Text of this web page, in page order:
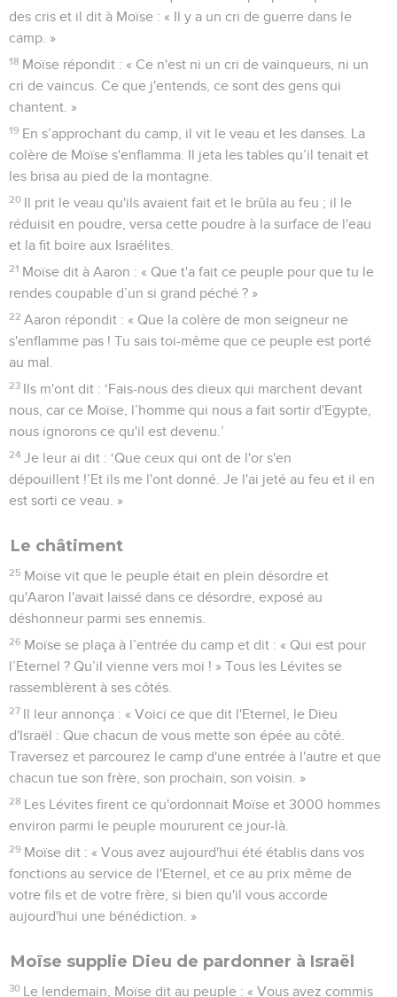
des cris et il dit à Moïse : « Il y a un cri de guerre dans le
camp. »
18 Moïse répondit : « Ce n'est ni un cri de vainqueurs, ni un
cri de vaincus. Ce que j'entends, ce sont des gens qui
chantent. »
19 En s’approchant du camp, il vit le veau et les danses. La
colère de Moïse s'enflamma. Il jeta les tables qu’il tenait et
les brisa au pied de la montagne.
20 Il prit le veau qu'ils avaient fait et le brûla au feu ; il le
réduisit en poudre, versa cette poudre à la surface de l'eau
et la fit boire aux Israélites.
21 Moïse dit à Aaron : « Que t'a fait ce peuple pour que tu le
rendes coupable d’un si grand péché ? »
22 Aaron répondit : « Que la colère de mon seigneur ne
s'enflamme pas ! Tu sais toi-même que ce peuple est porté
au mal.
23 Ils m'ont dit : ‘Fais-nous des dieux qui marchent devant
nous, car ce Moïse, l’homme qui nous a fait sortir d'Egypte,
nous ignorons ce qu'il est devenu.’
24 Je leur ai dit : ‘Que ceux qui ont de l'or s'en
dépouillent !’Et ils me l'ont donné. Je l'ai jeté au feu et il en
est sorti ce veau. »
Le châtiment
25 Moïse vit que le peuple était en plein désordre et
qu'Aaron l'avait laissé dans ce désordre, exposé au
déshonneur parmi ses ennemis.
26 Moïse se plaça à l’entrée du camp et dit : « Qui est pour
l’Eternel ? Qu’il vienne vers moi ! » Tous les Lévites se
rassemblèrent à ses côtés.
27 Il leur annonça : « Voici ce que dit l'Eternel, le Dieu
d'Israël : Que chacun de vous mette son épée au côté.
Traversez et parcourez le camp d'une entrée à l'autre et que
chacun tue son frère, son prochain, son voisin. »
28 Les Lévites firent ce qu'ordonnait Moïse et 3000 hommes
environ parmi le peuple moururent ce jour-là.
29 Moïse dit : « Vous avez aujourd'hui été établis dans vos
fonctions au service de l'Eternel, et ce au prix même de
votre fils et de votre frère, si bien qu'il vous accorde
aujourd'hui une bénédiction. »
Moïse supplie Dieu de pardonner à Israël
30 Le lendemain, Moïse dit au peuple : « Vous avez commis